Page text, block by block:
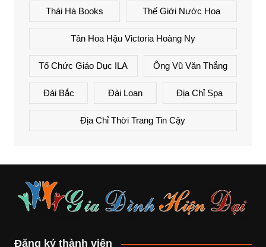
Thái Hà Books Thế Giới Nước Hoa
Tân Hoa Hậu Victoria Hoàng Ny
Tổ Chức Giáo Dục ILA Ông Vũ Văn Thắng
Đài Bắc Đài Loan Địa Chỉ Spa
Địa Chỉ Thời Trang Tin Cậy
Đăng ký thành viên